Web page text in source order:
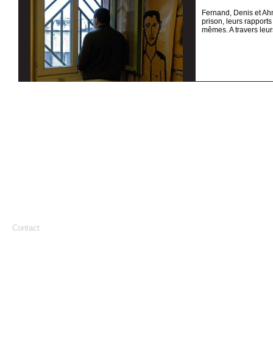
Fernand, Denis et
prison, leurs
mêmes. A travers
Contact